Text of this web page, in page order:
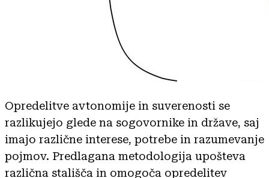
Opredelitve avtonomije in suverenosti se
razlikujejo glede na sogovornike in države, saj
imajo različne interese, potrebe in razumevanje
pojmov. Predlagana metodologija upošteva
različna stališča in omogoča opredelitev